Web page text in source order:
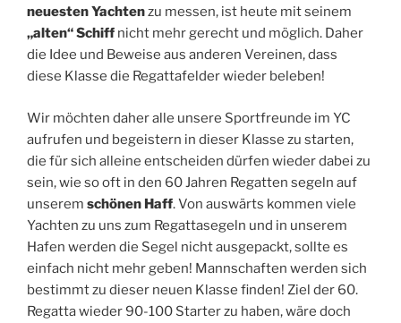
neuesten Yachtenzu messen, ist heute mit seinem
„alten“ Schiff nicht mehr gerecht und möglich. Daher
die Idee und Beweise aus anderen Vereinen, dass
diese Klasse die Regattafelder wieder beleben!
Wir möchten daher alle unsere Sportfreunde im YC
aufrufen und begeistern in dieser Klasse zu starten,
die für sich alleine entscheiden dürfen wieder dabei zu
sein, wie so oft in den 60 Jahren Regatten segeln auf
unserem schönen Haff. Von auswärts kommen viele
Yachten zu uns zum Regattasegeln und in unserem
Hafen werden die Segel nicht ausgepackt, sollte es
einfach nicht mehr geben! Mannschaften werden sich
bestimmt zu dieser neuen Klasse finden! Ziel der 60.
Regatta wieder 90-100 Starter zu haben, wäre doch